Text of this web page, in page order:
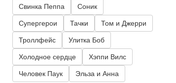
Свинка Пеппа Соник
Супергерои Тачки Том и Джерри
Троллфейс Улитка Боб
Холодное сердце Хэппи Вилс
Человек Паук Эльза и Анна